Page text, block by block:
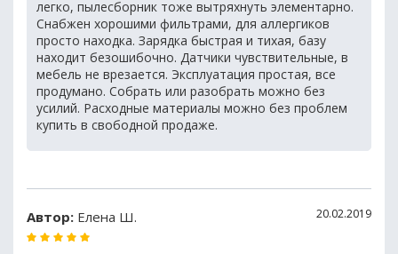
легко, пылесборник тоже вытряхнуть элементарно.
Снабжен хорошими фильтрами, для аллергиков
просто находка. Зарядка быстрая и тихая, базу
находит безошибочно. Датчики чувствительные, в
мебель не врезается. Эксплуатация простая, все
продумано. Собрать или разобрать можно без
усилий. Расходные материалы можно без проблем
купить в свободной продаже.
Автор: Елена Ш. 20.02.2019